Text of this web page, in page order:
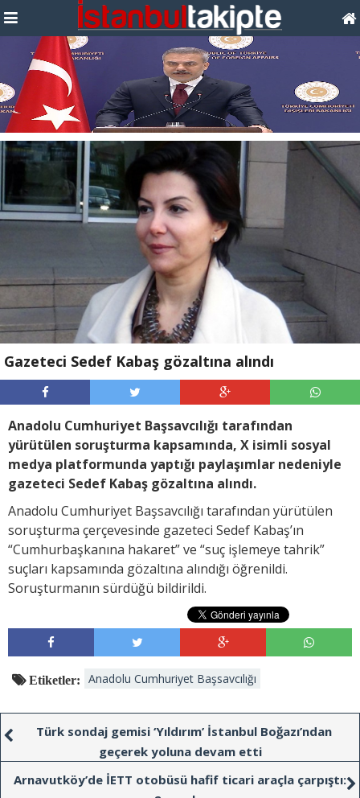
Gazeteci Sedef Kabaş gözaltına alındı
Anadolu Cumhuriyet Başsavcılığı tarafından
yürütülen soruşturma kapsamında, X isimli sosyal
medya platformunda yaptığı paylaşımlar nedeniyle
gazeteci Sedef Kabaş gözaltına alındı.
Anadolu Cumhuriyet Başsavcılığı tarafından yürütülen
soruşturma çerçevesinde gazeteci Sedef Kabaş’ın
“Cumhurbaşkanına hakaret” ve “suç işlemeye tahrik”
suçları kapsamında gözaltına alındığı öğrenildi.
Soruşturmanın sürdüğü bildirildi.
Etiketler: Anadolu Cumhuriyet Başsavcılığı
Türk sondaj gemisi ‘Yıldırım’ İstanbul Boğazı’ndan
geçerek yoluna devam etti
Arnavutköy’de İETT otobüsü hafif ticari araçla çarpıştı: